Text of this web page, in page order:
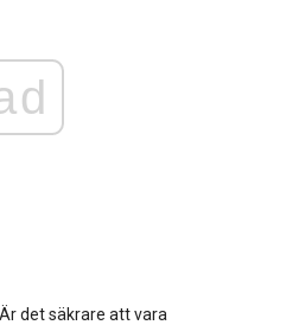
det säkrare att vara